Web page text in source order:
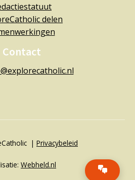
delen
Contact
| Privacybeleid
Webheld.nl